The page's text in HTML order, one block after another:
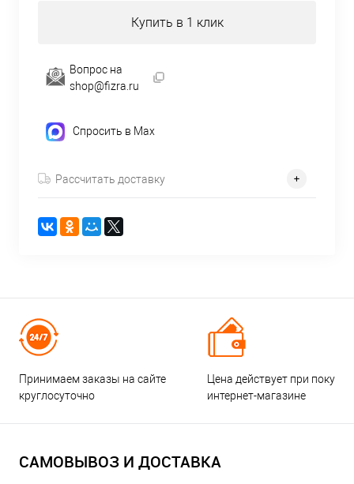
Купить в 1 клик
Вопрос на
shop@fizra.ru
Спросить в Max
Рассчитать доставку
Принимаем заказы на сайте
круглосуточно
Цена действует при
интернет-магазине
САМОВЫВОЗ И ДОСТАВКА